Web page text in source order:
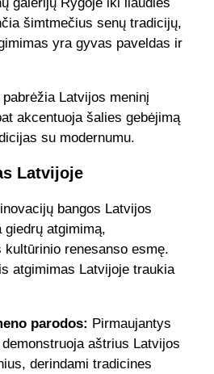
šimtmečius senų tradicijų,
yra gyvas paveldas ir
Latvijos meninį
akcentuoja šalies gebėjimą
su modernumu.
Latvijoje
bangos Latvijos
giedrų atgimimą,
kultūrinio renesanso esmę.
atgimimas Latvijoje traukia
parodos: Pirmaujantys
aštrius Latvijos
derindami tradicines